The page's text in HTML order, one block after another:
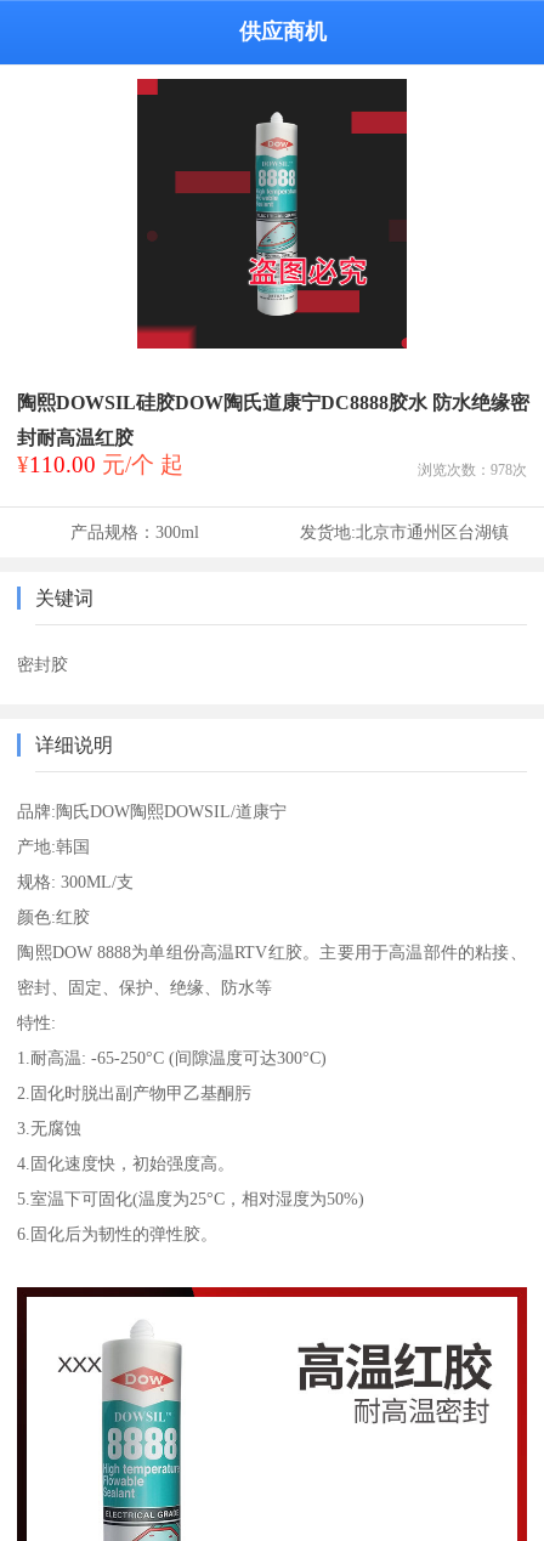
供应商机
陶熙DOWSIL硅胶DOW陶氏道康宁DC8888胶水 防水绝缘密
封耐高温红胶
¥110.00 元/个 起 浏览次数： 978次
产品规格： 300ml 发货地:北京市通州区台湖镇
关键词
密封胶
详细说明
品牌:陶氏DOW陶熙DOWSIL/道康宁
产地:韩国
规格: 300ML/支
颜色:红胶
陶熙DOW 8888为单组份高温RTV红胶。主要用于高温部件的粘接、
密封、固定、保护、绝缘、防水等
特性:
1.耐高温: -65-250°C (间隙温度可达300°C)
2.固化时脱出副产物甲乙基酮肟
3.无腐蚀
4.固化速度快，初始强度高。
5.室温下可固化(温度为25°C，相对湿度为50%)
6.固化后为韧性的弹性胶。